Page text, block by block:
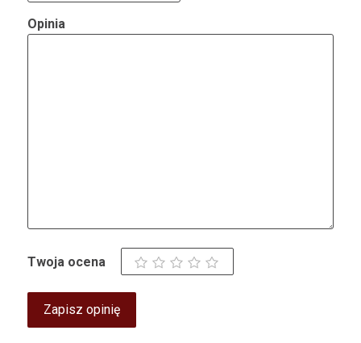
Opinia
Twoja ocena